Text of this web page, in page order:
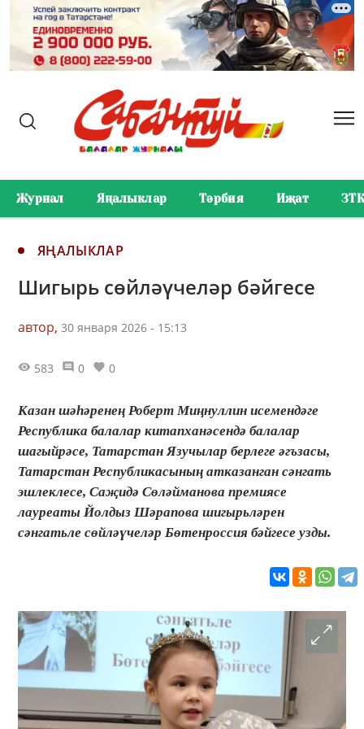
Журнал Яңалыклар Тәрбия Иҗат ЗТК
ЯҢАЛЫКЛАР
Шигырь сөйләүчеләр бәйгесе
автор, 30 января 2026 - 15:13
583 0 0
Казан шәһәренең Роберт Миңнуллин исемендәге
Республика балалар китапханәсендә балалар
шагыйрәсе, Татарстан Язучылар берлеге әгъзасы,
Татарстан Республикасының атказанган сәнгать
эшлеклесе, Саҗидә Сөләйманова премиясе
лауреаты Йолдыз Шәрапова шигырьләрен
сәнгатьле сөйләүчеләр Бөтенроссия бәйгесе узды.